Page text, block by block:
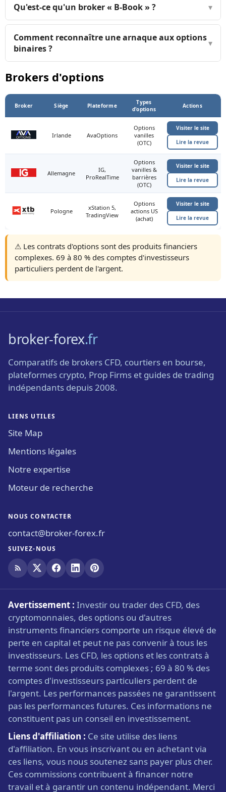
Qu'est-ce qu'un broker « B-Book » ? ▾
Comment reconnaître une arnaque aux options
binaires ?
▾
Brokers d'options
Broker Siège Plateforme
Types
d'options
Actions
Irlande AvaOptions
Options
vanilles
(OTC)
Visiter le site
Lire la revue
Allemagne
IG,
ProRealTime
Options
vanilles &
barrières
(OTC)
Visiter le site
Lire la revue
Pologne
xStation 5,
TradingView
Options
actions US
(achat)
Visiter le site
Lire la revue
⚠️ Les contrats d'options sont des produits financiers
complexes. 69 à 80 % des comptes d'investisseurs
particuliers perdent de l'argent.
broker-forex.fr
Comparatifs de brokers CFD, courtiers en bourse,
plateformes crypto, Prop Firms et guides de trading
indépendants depuis 2008.
LIENS UTILES
Site Map
Mentions légales
Notre expertise
Moteur de recherche
NOUS CONTACTER
contact@broker-forex.fr
SUIVEZ-NOUS
Avertissement : Investir ou trader des CFD, des
cryptomonnaies, des options ou d'autres
instruments financiers comporte un risque élevé de
perte en capital et peut ne pas convenir à tous les
investisseurs. Les CFD, les options et les contrats à
terme sont des produits complexes ; 69 à 80 % des
comptes d'investisseurs particuliers perdent de
l'argent. Les performances passées ne garantissent
pas les performances futures. Ces informations ne
constituent pas un conseil en investissement.
Liens d'affiliation : Ce site utilise des liens
d'affiliation. En vous inscrivant ou en achetant via
ces liens, vous nous soutenez sans payer plus cher.
Ces commissions contribuent à financer notre
travail et à garantir un contenu indépendant. Merci